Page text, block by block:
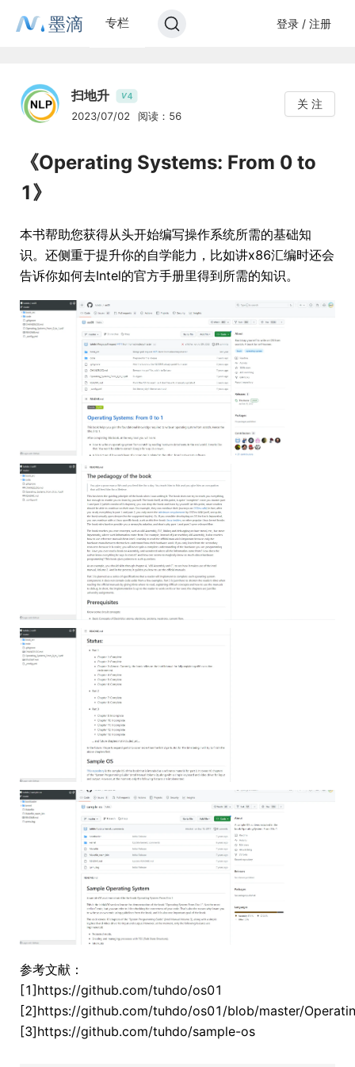
墨滴 专栏 登录 / 注册
扫地升 V4
2023/07/02 阅读：56
关 注
《Operating Systems: From 0 to
1》
本书帮助您获得从头开始编写操作系统所需的基础知
识。还侧重于提升你的自学能力，比如讲x86汇编时还会
告诉你如何去Intel的官方手册里得到所需的知识。
参考文献：
[1]https://github.com/tuhdo/os01
[2]https://github.com/tuhdo/os01/blob/master/
[3]https://github.com/tuhdo/sample-os